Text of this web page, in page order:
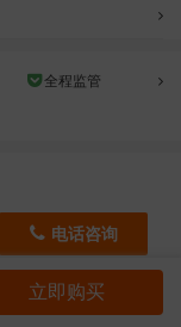
立即购买
全程监管
电话咨询